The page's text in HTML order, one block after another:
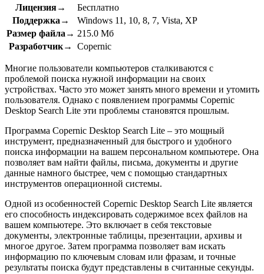
Лицензия→
Бесплатно
Поддержка→
Windows 11, 10, 8, 7, Vista, XP
Размер файла→ 215.0 Мб
Разработчик→
Copernic
Многие пользователи компьютеров сталкиваются с
проблемой поиска нужной информации на своих
устройствах. Часто это может занять много времени и утомить
пользователя. Однако с появлением программы Copernic
Desktop Search Lite эти проблемы становятся прошлым.
Программа Copernic Desktop Search Lite – это мощный
инструмент, предназначенный для быстрого и удобного
поиска информации на вашем персональном компьютере. Она
позволяет вам найти файлы, письма, документы и другие
данные намного быстрее, чем с помощью стандартных
инструментов операционной системы.
Одной из особенностей Copernic Desktop Search Lite является
его способность индексировать содержимое всех файлов на
вашем компьютере. Это включает в себя текстовые
документы, электронные таблицы, презентации, архивы и
многое другое. Затем программа позволяет вам искать
информацию по ключевым словам или фразам, и точные
результаты поиска будут представлены в считанные секунды.